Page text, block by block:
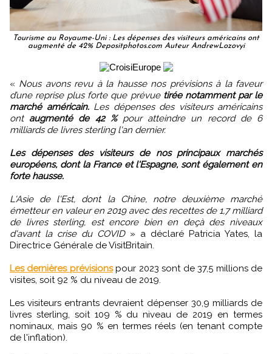
Tourisme au Royaume-Uni : Les dépenses des visiteurs américains ont
augmenté de 42% Depositphotos.com Auteur AndrewLozovyi
« Nous avons revu à la hausse nos prévisions à la faveur
d’une reprise plus forte que prévue tirée notamment par le
marché américain.Les dépenses des visiteurs américains
ont augmenté de 42 %pour atteindre un record de 6
milliards de livres sterling l'an dernier.
Les dépenses des visiteurs de nos principaux marchés
européens, dont la France et l'Espagne, sont également en
forte hausse.
L'Asie de l'Est, dont la Chine, notre deuxième marché
émetteur en valeur en 2019 avec des recettes de 1,7 milliard
de livres sterling, est encore bien en deçà des niveaux
d'avant la crise du COVID» a déclaré Patricia Yates, la
Directrice Générale de VisitBritain.
Les dernières prévisionspour 2023 sont de 37,5 millions de
visites, soit 92 % du niveau de 2019.
Les visiteurs entrants devraient dépenser 30,9 milliards de
livres sterling, soit 109 % du niveau de 2019 en termes
nominaux, mais 90 % en termes réels (en tenant compte
de l'inflation).